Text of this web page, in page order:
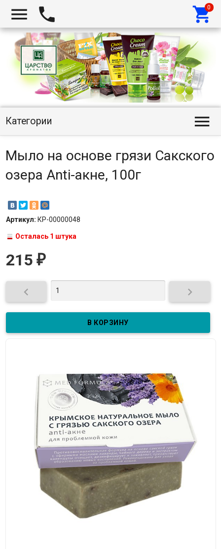
  
Категории 
Мыло на основе грязи Сакского
озера Anti-акне, 100г
Артикул: КР-00000048
Осталась 1 штука
215 ₽
 